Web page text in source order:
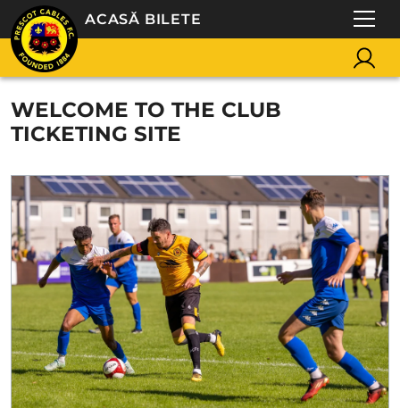
ACASĂ BILETE
WELCOME TO THE CLUB
TICKETING SITE